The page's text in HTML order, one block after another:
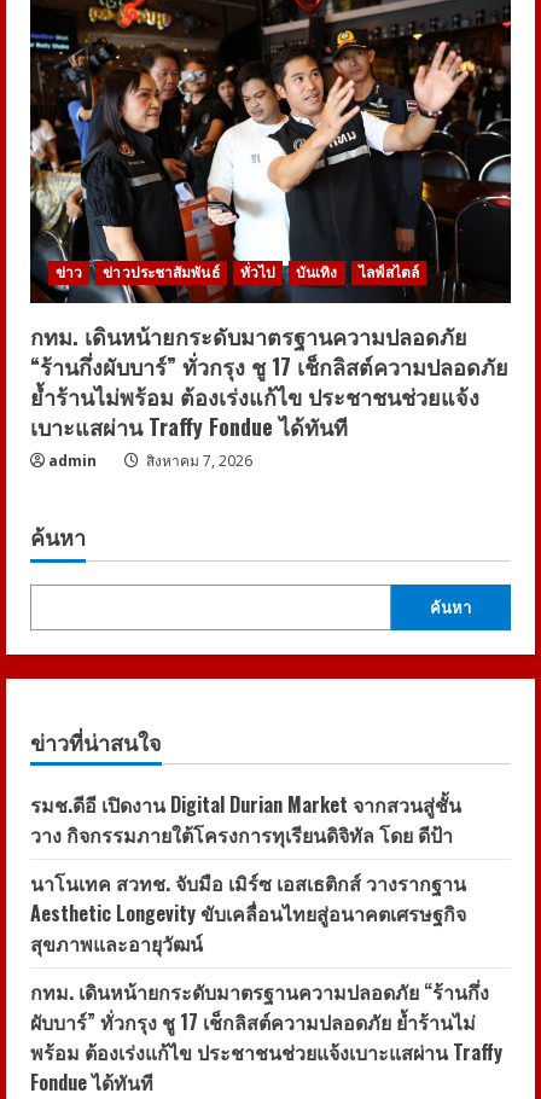
ข่าว ข่าวประชาสัมพันธ์ ทั่วไป บันเทิง ไลฟ์สไตล์
กทม. เดินหน้ายกระดับมาตรฐานความปลอดภัย
“ร้านกึ่งผับบาร์” ทั่วกรุง ชู 17 เช็กลิสต์ความปลอดภัย
ย้ำร้านไม่พร้อม ต้องเร่งแก้ไข ประชาชนช่วยแจ้ง
เบาะแสผ่าน Traffy Fondue ได้ทันที
admin สิงหาคม 7, 2026
ค้นหา
ค้นหา
ข่าวที่น่าสนใจ
รมช.ดีอี เปิดงาน Digital Durian Market จากสวนสู่ชั้น
วาง กิจกรรมภายใต้โครงการทุเรียนดิจิทัล โดย ดีป้า
นาโนเทค สวทช. จับมือ เมิร์ซ เอสเธติกส์ วางรากฐาน
Aesthetic Longevity ขับเคลื่อนไทยสู่อนาคตเศรษฐกิจ
สุขภาพและอายุวัฒน์
กทม. เดินหน้ายกระดับมาตรฐานความปลอดภัย “ร้านกึ่ง
ผับบาร์” ทั่วกรุง ชู 17 เช็กลิสต์ความปลอดภัย ย้ำร้านไม่
พร้อม ต้องเร่งแก้ไข ประชาชนช่วยแจ้งเบาะแสผ่าน Traffy
Fondue ได้ทันที